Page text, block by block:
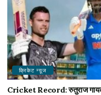
क्रिकेट न्यू़ज
Cricket Record: रुतुराज